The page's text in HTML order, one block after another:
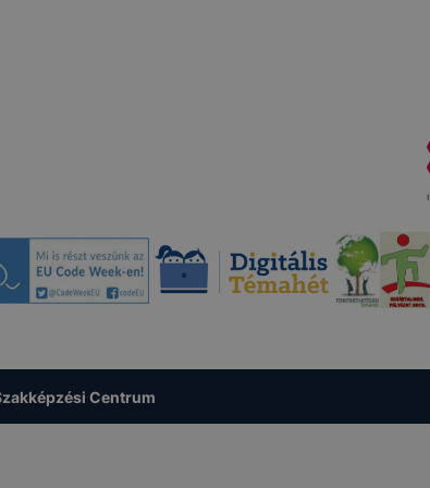
Centrum
a GDPR V. fejezetében
történik.
címen elérhető böngésző
megakadályozhatja, hogy a Google
honlap használatával kapcsolatos